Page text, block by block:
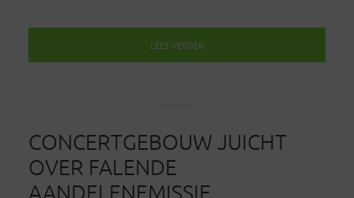
LEES VERDER
CONCERTGEBOUW JUICHT
OVER FALENDE
AANDELENEMISSIE